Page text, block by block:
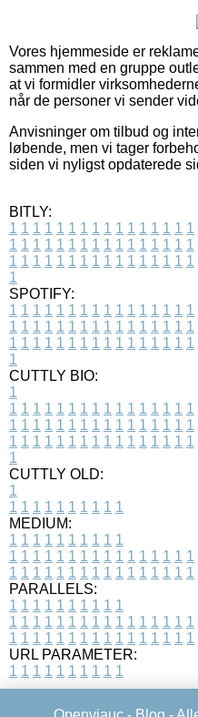
Vores hjemmeside er
sammen med en gruppe
at vi formidler
når de personer vi sender
Anvisninger om tilbud og
løbende, men vi tager
siden vi nyligst opdaterede
BITLY:
1 1 1 1 1 1 1 1 1 1 1 1 1 1 1 1
1 1 1 1 1 1 1 1 1 1 1 1 1 1 1 1
1 1 1 1 1 1 1 1 1 1 1 1 1 1 1 1
1
SPOTIFY:
1 1 1 1 1 1 1 1 1 1 1 1 1 1 1 1
1 1 1 1 1 1 1 1 1 1 1 1 1 1 1 1
1 1 1 1 1 1 1 1 1 1 1 1 1 1 1 1
1
CUTTLY BIO:
1
1 1 1 1 1 1 1 1 1 1 1 1 1 1 1 1
1 1 1 1 1 1 1 1 1 1 1 1 1 1 1 1
1 1 1 1 1 1 1 1 1 1 1 1 1 1 1 1
1
CUTTLY OLD:
1
1 1 1 1 1 1 1 1 1 1
MEDIUM:
1 1 1 1 1 1 1 1 1 1
1 1 1 1 1 1 1 1 1 1 1 1 1 1 1 1
1 1 1 1 1 1 1 1 1 1 1 1 1 1 1 1
PARALLELS:
1 1 1 1 1 1 1 1 1 1
1 1 1 1 1 1 1 1 1 1 1 1 1 1 1 1
1 1 1 1 1 1 1 1 1 1 1 1 1 1 1 1
URL PARAMETER:
1 1 1 1 1 1 1 1 1 1